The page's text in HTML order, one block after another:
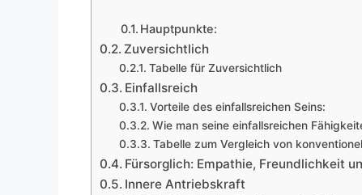
Hauptpunkte:
Zuversichtlich
Tabelle für Zuversichtlich
Einfallsreich
Vorteile des einfallsreichen Seins:
Wie man seine einfallsreichen
Tabelle zum Vergleich von
Fürsorglich: Empathie, Freundlichkeit
Innere Antriebskraft